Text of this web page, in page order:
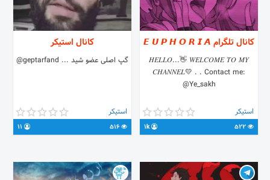
کانال تلگرام 𝙀 𝙐 𝙋 𝙃 𝙊 𝙍 𝙄 𝘼
𝐻𝐸𝐿𝐿𝑂...👋 𝑊𝐸𝐿𝐶𝑂𝑀𝐸 𝑇𝑂 𝑀𝑌
𝐶𝐻𝐴𝑁𝑁𝐸𝐿💛 . . Contact me:
@Ye_sakh
استیکر
1k
کانال استیکر
گپ اصلی عضو شید ... geptarfand@
استیکر